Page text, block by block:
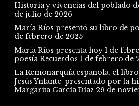
Historia y vivencias del poblado
de julio de 2026
María Ríos presentó su libro de
de febrero de 2025
María Ríos presenta hoy 1 de
poesía Recuerdos 1 de febrero de
La Remonarquía española, el
Jesús Ynfante, presentado por la
Margarita García Díaz 29 de